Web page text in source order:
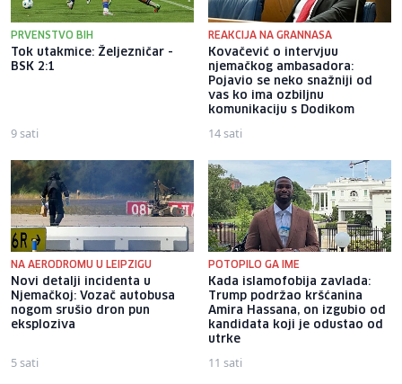
PRVENSTVO BIH
Tok utakmice: Željezničar -
BSK 2:1
9 sati
REAKCIJA NA GRANNASA
Kovačević o intervjuu
njemačkog ambasadora:
Pojavio se neko snažniji od
vas ko ima ozbiljnu
komunikaciju s Dodikom
14 sati
NA AERODROMU U LEIPZIGU
Novi detalji incidenta u
Njemačkoj: Vozač autobusa
nogom srušio dron pun
eksploziva
5 sati
POTOPILO GA IME
Kada islamofobija zavlada:
Trump podržao kršćanina
Amira Hassana, on izgubio od
kandidata koji je odustao od
utrke
11 sati